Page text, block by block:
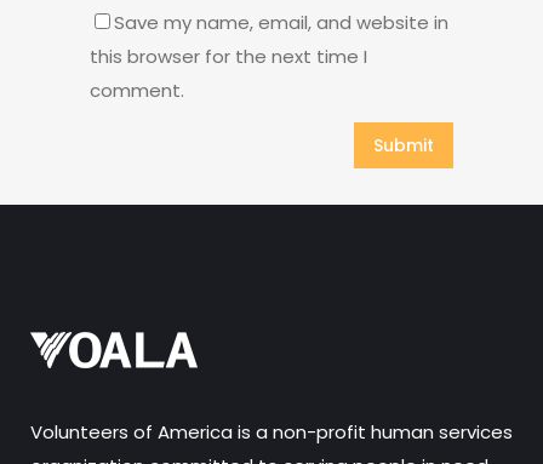
Save my name, email, and website in
this browser for the next time I
comment.
Volunteers of America is a non-profit human services